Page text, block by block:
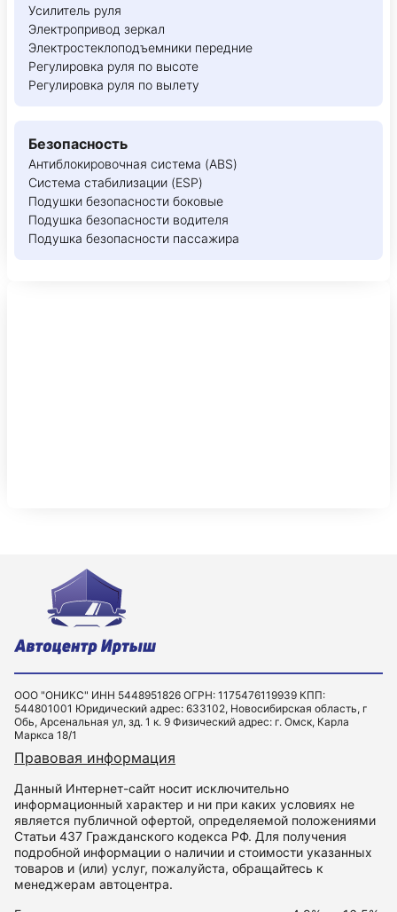
Усилитель руля
Электропривод зеркал
Электростеклоподъемники передние
Регулировка руля по высоте
Регулировка руля по вылету
Безопасность
Антиблокировочная система (ABS)
Система стабилизации (ESP)
Подушки безопасности боковые
Подушка безопасности водителя
Подушка безопасности пассажира
ООО "ОНИКС" ИНН 5448951826 ОГРН: 1175476119939 КПП:
544801001 Юридический адрес: 633102, Новосибирская область, г
Обь, Арсенальная ул, зд. 1 к. 9 Физический адрес: г. Омск, Карла
Маркса 18/1
Правовая информация
Данный Интернет-сайт носит исключительно
информационный характер и ни при каких условиях не
является публичной офертой, определяемой положениями
Статьи 437 Гражданского кодекса РФ. Для получения
подробной информации о наличии и стоимости указанных
товаров и (или) услуг, пожалуйста, обращайтесь к
менеджерам автоцентра.